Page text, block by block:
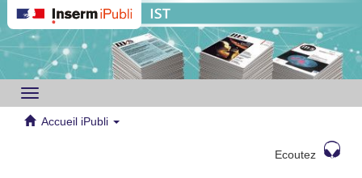
Toggle
navigation
Accueil iPubli
Ecoutez